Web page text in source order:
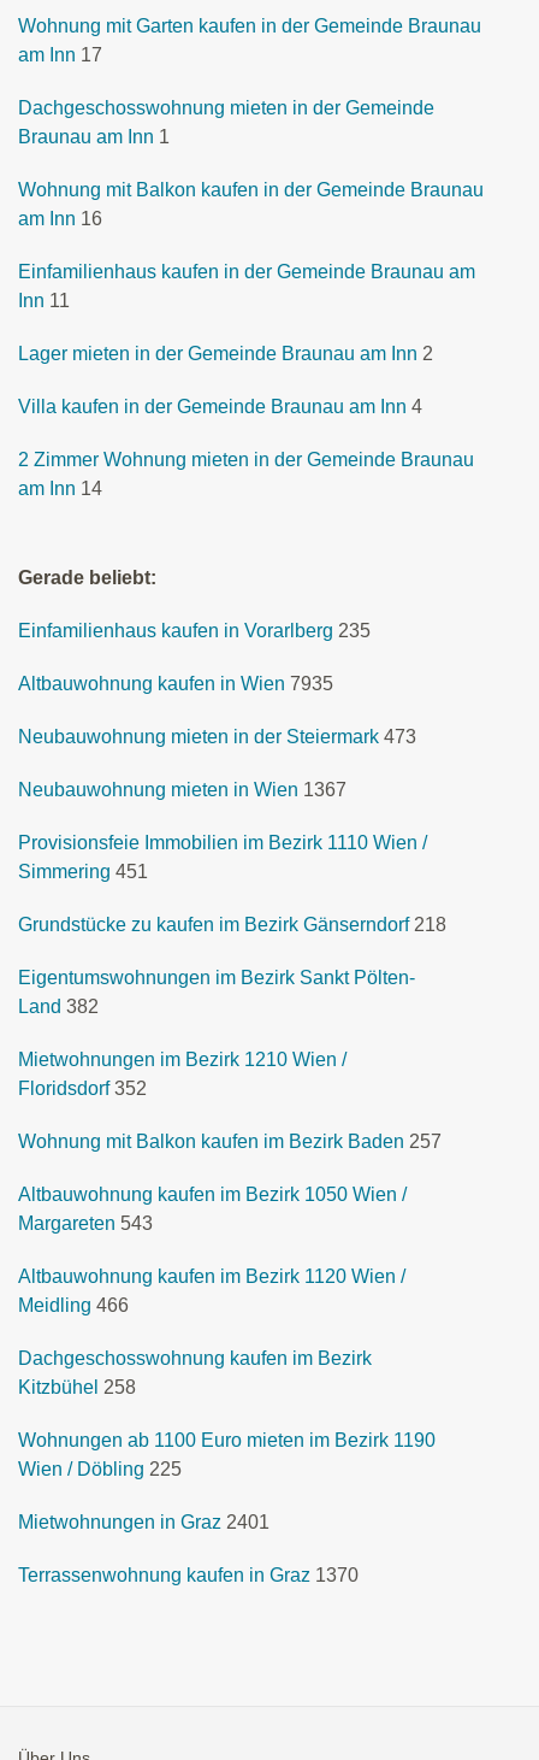
Wohnung mit Garten kaufen in der Gemeinde Braunau
am Inn 17
Dachgeschosswohnung mieten in der Gemeinde
Braunau am Inn 1
Wohnung mit Balkon kaufen in der Gemeinde Braunau
am Inn 16
Einfamilienhaus kaufen in der Gemeinde Braunau am
Inn 11
Lager mieten in der Gemeinde Braunau am Inn 2
Villa kaufen in der Gemeinde Braunau am Inn 4
2 Zimmer Wohnung mieten in der Gemeinde Braunau
am Inn 14
Gerade beliebt:
Einfamilienhaus kaufen in Vorarlberg 235
Altbauwohnung kaufen in Wien 7935
Neubauwohnung mieten in der Steiermark 473
Neubauwohnung mieten in Wien 1367
Provisionsfeie Immobilien im Bezirk 1110 Wien /
Simmering 451
Grundstücke zu kaufen im Bezirk Gänserndorf 218
Eigentumswohnungen im Bezirk Sankt Pölten-
Land 382
Mietwohnungen im Bezirk 1210 Wien /
Floridsdorf 352
Wohnung mit Balkon kaufen im Bezirk Baden 257
Altbauwohnung kaufen im Bezirk 1050 Wien /
Margareten 543
Altbauwohnung kaufen im Bezirk 1120 Wien /
Meidling 466
Dachgeschosswohnung kaufen im Bezirk
Kitzbühel 258
Wohnungen ab 1100 Euro mieten im Bezirk 1190
Wien / Döbling 225
Mietwohnungen in Graz 2401
Terrassenwohnung kaufen in Graz 1370